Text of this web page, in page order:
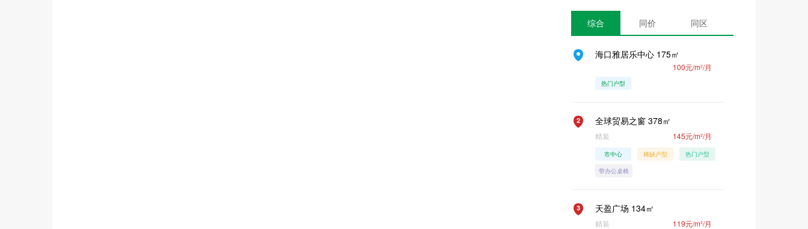
综合 同价 同区
1 海口雅居乐中心 175㎡
100元/m²/月
热门户型
2 全球贸易之窗 378㎡
精装 145元/m²/月
市中心 稀缺户型
热门户型
带办公桌椅
3 天盈广场 134㎡
精装 119元/m²/月